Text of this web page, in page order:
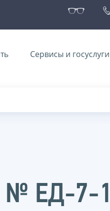
Сервисы и госуслуги
№ ЕД-7-